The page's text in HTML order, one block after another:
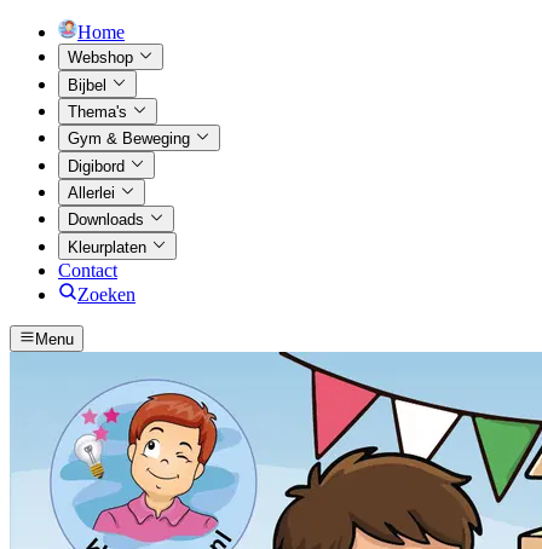
Home
Webshop
Bijbel
Thema's
Gym & Beweging
Digibord
Allerlei
Downloads
Kleurplaten
Contact
Zoeken
Menu